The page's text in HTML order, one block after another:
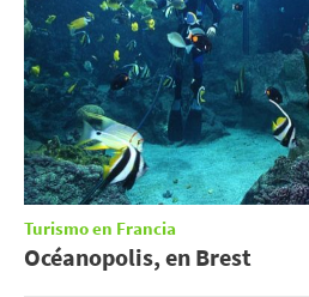
Turismo en Francia
Océanopolis, en Brest